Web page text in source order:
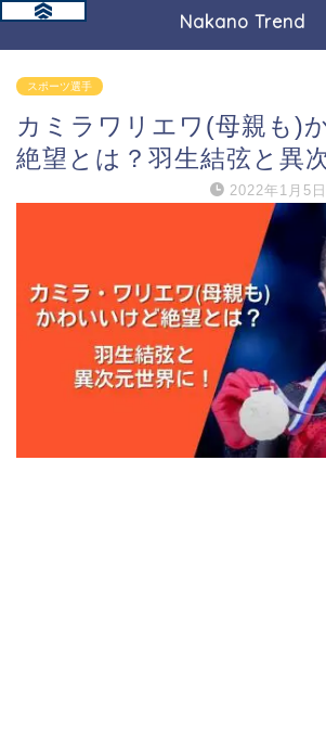
Nakano Trend
スポーツ選手
カミラワリエワ(母親も)
絶望とは？羽生結弦と異
2022年1月5日